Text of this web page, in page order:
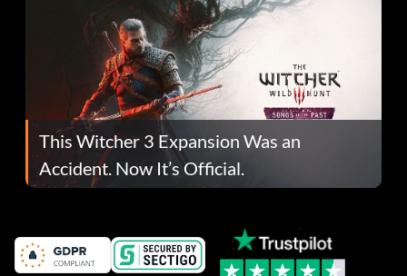
This Witcher 3 Expansion Was an
Accident. Now It’s Official.